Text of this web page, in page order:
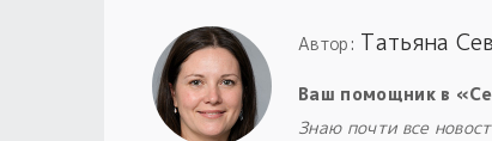
Автор: Татьяна
Ваш помощник в
Знаю почти все